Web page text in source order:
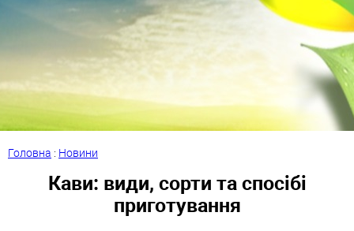
Головна : Новини
Кави: види, сорти та спосібі
приготування